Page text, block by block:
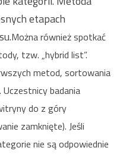
etapach
Można również spotkać
tzw. „hybrid list”.
metod, sortowania
badania
do z góry
zamknięte). Jeśli
nie są odpowiednie